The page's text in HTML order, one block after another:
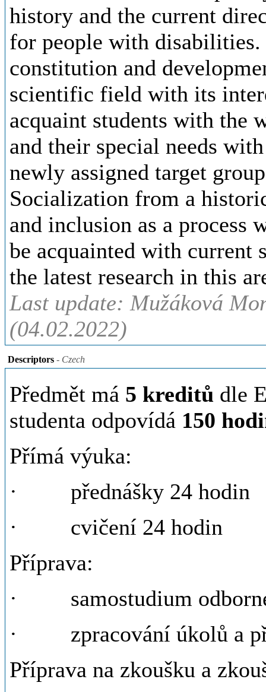
history and the current
for people with
constitution and
scientific field with its
acquaint students with the
and their special needs
newly assigned target
Socialization from a
and inclusion as a
be acquainted with current
the latest research in this
Last update: Mužáková
(04.02.2022)
Descriptors - Czech
Předmět má 5 kreditů dle
studenta odpovídá 150
Přímá výuka:
· přednášky 24 hodin
· cvičení 24 hodin
Příprava:
· samostudium
· zpracování úkolů a
Příprava na zkoušku a